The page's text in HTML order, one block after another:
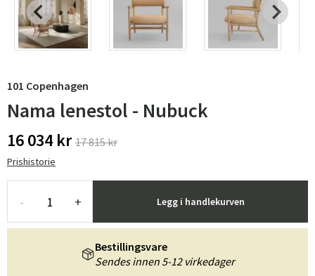
101 Copenhagen
Nama lenestol - Nubuck
16 034 kr 17 815 kr
Prishistorie
- + Legg i handlekurven
Bestillingsvare
Sendes innen 5-12 virkedager